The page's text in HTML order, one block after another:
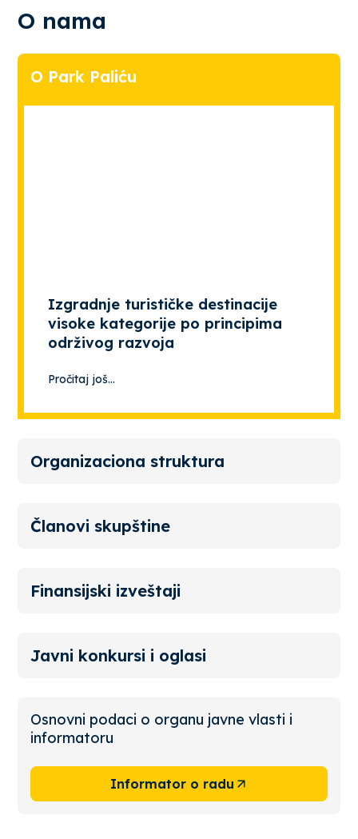
O nama
O Park Paliću
Izgradnje turističke destinacije
visoke kategorije po principima
održivog razvoja
Pročitaj još...
Organizaciona struktura
Članovi skupštine
Finansijski izveštaji
Javni konkursi i oglasi
Osnovni podaci o organu javne vlasti i
informatoru
Informator o radu